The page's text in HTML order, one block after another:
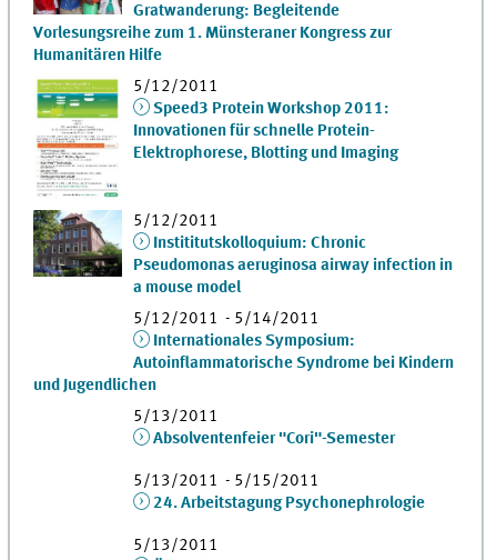
Gratwanderung: Begleitende
Vorlesungsreihe zum 1. Münsteraner Kongress zur
Humanitären Hilfe
5/12/2011
Speed3 Protein Workshop 2011:
Innovationen für schnelle Protein-
Elektrophorese, Blotting und Imaging
5/12/2011
Instititutskolloquium: Chronic
Pseudomonas aeruginosa airway infection in
a mouse model
5/12/2011 - 5/14/2011
Internationales Symposium:
Autoinflammatorische Syndrome bei Kindern
und Jugendlichen
5/13/2011
Absolventenfeier "Cori"-Semester
5/13/2011 - 5/15/2011
24. Arbeitstagung Psychonephrologie
5/13/2011